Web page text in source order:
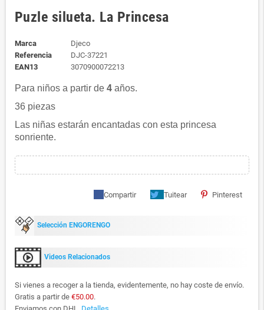
Puzle silueta. La Princesa
Marca
Djeco
Referencia
DJC-37221
EAN13
3070900072213
Para niños a partir de 4 años.
36 piezas
Las niñas estarán encantadas con esta princesa
sonriente.
Compartir Tuitear Pinterest
Selección ENGORENGO
Videos Relacionados
Si vienes a recoger a la tienda, evidentemente, no hay coste de envío.
Gratis a partir de €50.00.